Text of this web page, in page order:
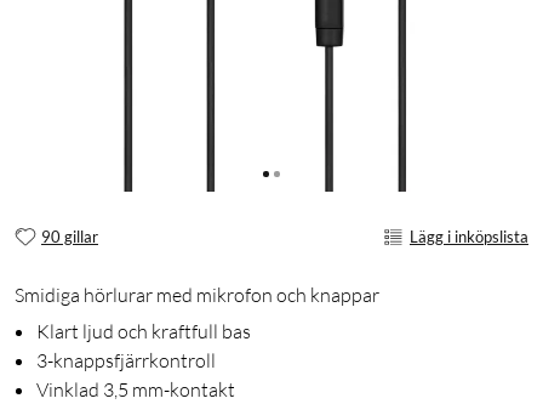
90 gillar Lägg i inköpslista
Smidiga hörlurar med mikrofon och knappar
Klart ljud och kraftfull bas
3-knappsfjärrkontroll
Vinklad 3,5 mm-kontakt